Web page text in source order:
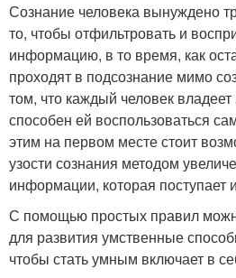
Сознание человека вынуждено
то, чтобы отфильтровать и
информацию, в то время, как
проходят в подсознание мимо
том, что каждый человек
способен ей воспользоваться
этим на первом месте стоит
узости сознания методом
информации, которая поступает
С помощью простых правил
для развития умственные
чтобы стать умным включает в